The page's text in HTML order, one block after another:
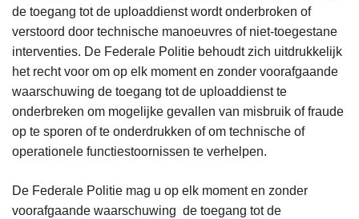
de toegang tot de uploaddienst wordt onderbroken of
verstoord door technische manoeuvres of niet-toegestane
interventies. De Federale Politie behoudt zich uitdrukkelijk
het recht voor om op elk moment en zonder voorafgaande
waarschuwing de toegang tot de uploaddienst te
onderbreken om mogelijke gevallen van misbruik of fraude
op te sporen of te onderdrukken of om technische of
operationele functiestoornissen te verhelpen.
De Federale Politie mag u op elk moment en zonder
voorafgaande waarschuwing de toegang tot de